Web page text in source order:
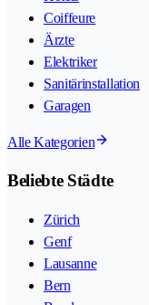
Coiffeure
Ärzte
Elektriker
Sanitärinstallation
Garagen
Alle Kategorien
Beliebte Städte
Zürich
Genf
Lausanne
Bern